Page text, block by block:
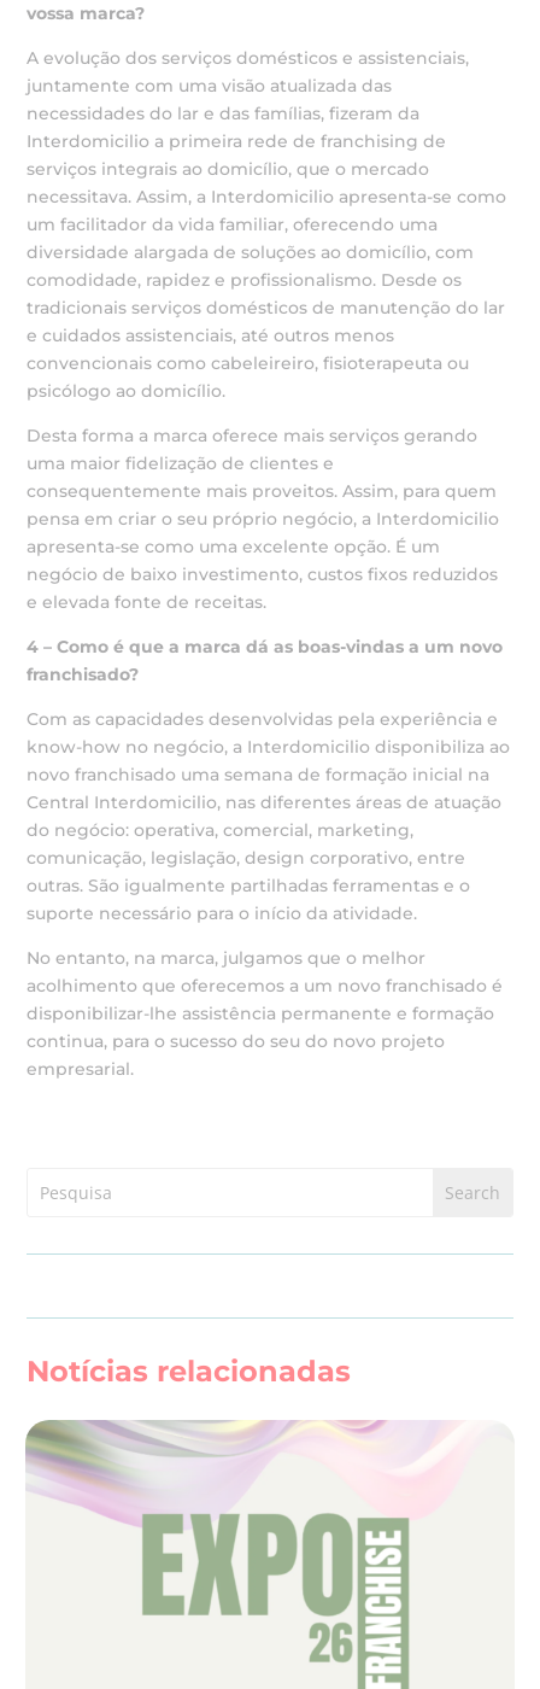
vossa marca?
A evolução dos serviços domésticos e assistenciais,
juntamente com uma visão atualizada das
necessidades do lar e das famílias, fizeram da
Interdomicilio a primeira rede de franchising de
serviços integrais ao domicílio, que o mercado
necessitava. Assim, a Interdomicilio apresenta-se como
um facilitador da vida familiar, oferecendo uma
diversidade alargada de soluções ao domicílio, com
comodidade, rapidez e profissionalismo. Desde os
tradicionais serviços domésticos de manutenção do lar
e cuidados assistenciais, até outros menos
convencionais como cabeleireiro, fisioterapeuta ou
psicólogo ao domicílio.
Desta forma a marca oferece mais serviços gerando
uma maior fidelização de clientes e
consequentemente mais proveitos. Assim, para quem
pensa em criar o seu próprio negócio, a Interdomicilio
apresenta-se como uma excelente opção. É um
negócio de baixo investimento, custos fixos reduzidos
e elevada fonte de receitas.
4 – Como é que a marca dá as boas-vindas a um novo
franchisado?
Com as capacidades desenvolvidas pela experiência e
know-how no negócio, a Interdomicilio disponibiliza ao
novo franchisado uma semana de formação inicial na
Central Interdomicilio, nas diferentes áreas de atuação
do negócio: operativa, comercial, marketing,
comunicação, legislação, design corporativo, entre
outras. São igualmente partilhadas ferramentas e o
suporte necessário para o início da atividade.
No entanto, na marca, julgamos que o melhor
acolhimento que oferecemos a um novo franchisado é
disponibilizar-lhe assistência permanente e formação
continua, para o sucesso do seu do novo projeto
empresarial.
Notícias relacionadas